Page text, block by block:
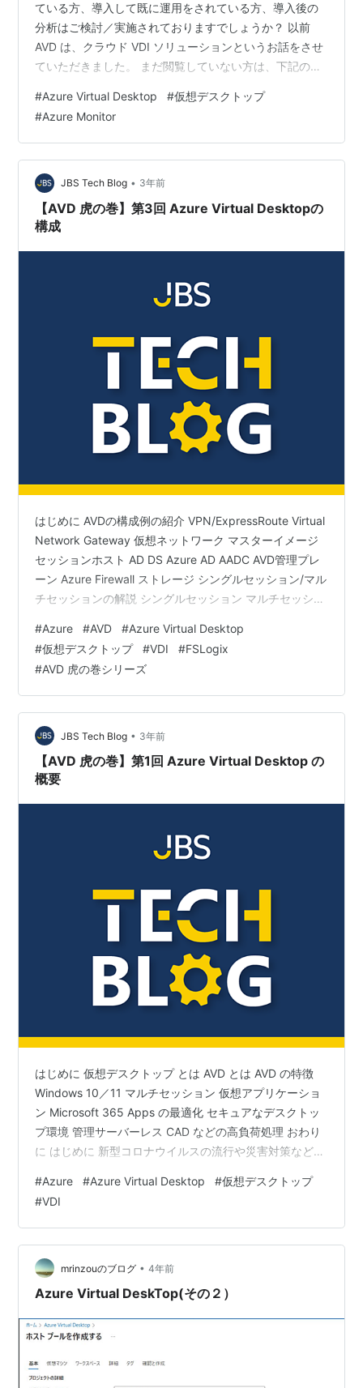
ている方、導入して既に運用をされている方、導入後の
分析はご検討／実施されておりますでしょうか？ 以前
AVD は、クラウド VDI ソリューションというお話をさせ
ていただきました。 まだ閲覧していない方は、下記のリ
たら終わりではありません。 導入してからパフォーマン
スやコストなどを見て環境に合わせて最適化していく必
要があります。 しかし、最適化をするには分析が必要で
す。 今回は、AVD のデータ収集・分析・見える化によっ
て分析をお手伝いする、Mi…
#Azure Virtual Desktop #仮想デスクトップ
#Azure Monitor
JBS Tech Blog • 3年前
【AVD 虎の巻】第3回 Azure Virtual Desktopの
構成
はじめに AVDの構成例の紹介 VPN/ExpressRoute Virtual
Network Gateway 仮想ネットワーク マスターイメージ
セッションホスト AD DS Azure AD AADC AVD管理プレ
ーン Azure Firewall ストレージ シングルセッション/マル
チセッションの解説 シングルセッション マルチセッショ
わりに はじめに Azure Virtual Desktop(以下、AVD）を
検討してみたいが、どんな構成が必要なのだろうか、何
を考えなくてはいけないのか、といった疑問をお持ちの
方も多いのでは…
#Azure #AVD #Azure Virtual Desktop
#仮想デスクトップ #VDI #FSLogix
#AVD 虎の巻シリーズ
JBS Tech Blog • 3年前
【AVD 虎の巻】第1回 Azure Virtual Desktop の
概要
はじめに 仮想デスクトップ とは AVD とは AVD の特徴
Windows 10／11 マルチセッション 仮想アプリケーショ
ン Microsoft 365 Apps の最適化 セキュアなデスクトッ
プ環境 管理サーバーレス CAD などの高負荷処理 おわり
に はじめに 新型コロナウイルスの流行や災害対策などの
Desktop（旧 Windows Virtual Desktop）の名前を耳に
する機会が増えたのではないでしょうか。 Azure Virtual
Desktop（AVD）は、Microsoft が提供するクラウドベー
スの仮…
#Azure #Azure Virtual Desktop #仮想デスクトップ
#VDI
mrinzouのブログ • 4年前
Azure Virtual DeskTop(その２）